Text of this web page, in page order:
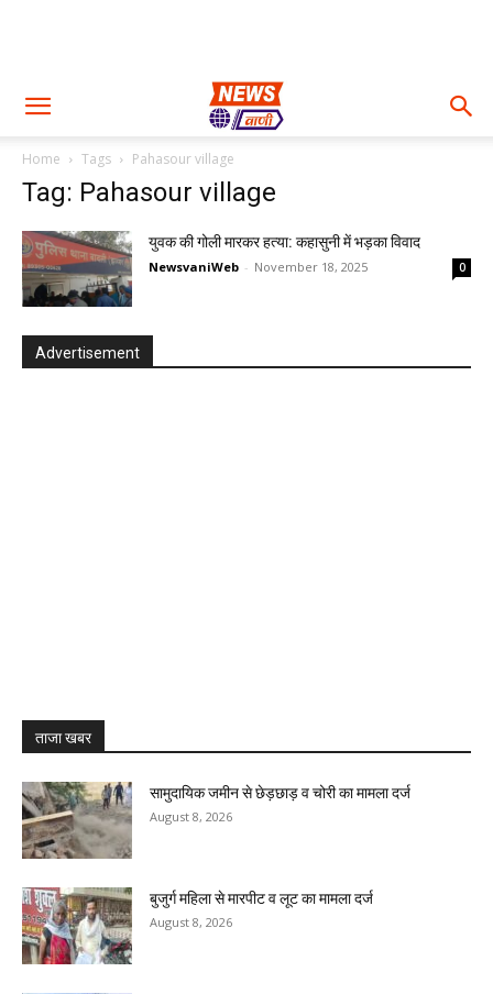
Home Tags Pahasour village
Tag: Pahasour village
युवक की गोली मारकर हत्या: कहासुनी में भड़का विवाद
NewsvaniWeb - November 18, 2025 0
Advertisement
ताजा खबर
सामुदायिक जमीन से छेड़छाड़ व चोरी का मामला दर्ज
August 8, 2026
बुजुर्ग महिला से मारपीट व लूट का मामला दर्ज
August 8, 2026